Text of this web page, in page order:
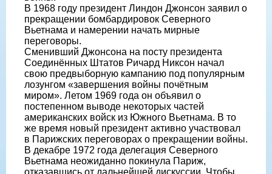
В 1968 году президент Линдон Джонсон заявил о
прекращении бомбардировок Северного
Вьетнама и намерении начать мирные
переговоры.
Сменивший Джонсона на посту президента
Соединённых Штатов Ричард Никсон начал
свою предвыборную кампанию под популярным
лозунгом «завершения войны почётным
миром». Летом 1969 года он объявил о
постепенном выводе некоторых частей
американских войск из Южного Вьетнама. В то
же время новый президент активно участвовал
в Парижских переговорах о прекращении войны.
В декабре 1972 года делегация Северного
Вьетнама неожиданно покинула Париж,
отказавшись от дальнейшей дискуссии. Чтобы